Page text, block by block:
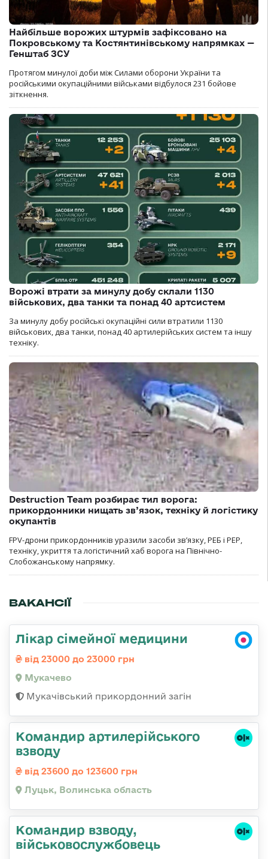
Найбільше ворожих штурмів зафіксовано на
Покровському та Костянтинівському напрямках —
Генштаб ЗСУ
Протягом минулої доби між Силами оборони України та
російськими окупаційними військами відбулося 231 бойове
зіткнення.
Ворожі втрати за минулу добу склали 1130
військових, два танки та понад 40 артсистем
За минулу добу російські окупаційні сили втратили 1130
військових, два танки, понад 40 артилерійських систем та іншу
техніку.
Destruction Team розбирає тил ворога:
прикордонники нищать зв’язок, техніку й логістику
окупантів
FPV-дрони прикордонників уразили засоби зв’язку, РЕБ і РЕР,
техніку, укриття та логістичний хаб ворога на Північно-
Слобожанському напрямку.
ВАКАНСІЇ
Лікар сімейної медицини
від 23000 до 23000 грн
Мукачево
Мукачівський прикордонний загін
Командир артилерійського
взводу
від 23600 до 123600 грн
Луцьк, Волинська область
Командир взводу,
військовослужбовець